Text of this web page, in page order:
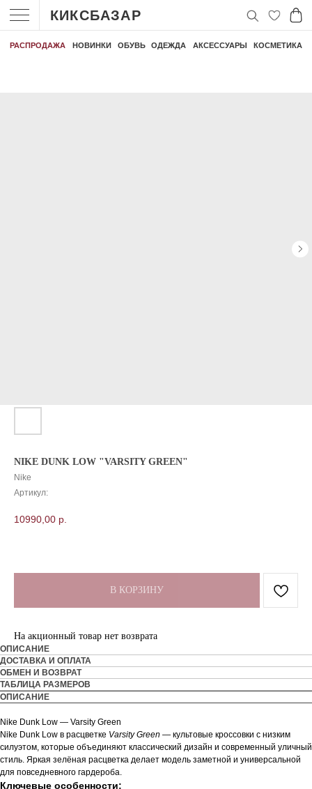
БЕСПЛАТНАЯ ДОСТАВКА ЗАКАЗА ОТ 30 000 РУБЛЕЙ
НОВИНКИ
РАСПРОДАЖА ОБУВЬ ОДЕЖДА АКСЕССУАРЫ КОСМЕТИКА
КИКСБАЗАР
NIKE DUNK LOW "VARSITY GREEN"
Nike
Артикул:
10990,00 р.
В КОРЗИНУ
На акционный товар нет возврата
ОПИСАНИЕ
ДОСТАВКА И ОПЛАТА
ОБМЕН И ВОЗВРАТ
ТАБЛИЦА РАЗМЕРОВ
ОПИСАНИЕ
Nike Dunk Low — Varsity Green
Nike Dunk Low в расцветке Varsity Green — культовые кроссовки с низким
силуэтом, которые объединяют классический дизайн и современный уличный
стиль. Яркая зелёная расцветка делает модель заметной и универсальной
для повседневного гардероба.
Ключевые особенности: